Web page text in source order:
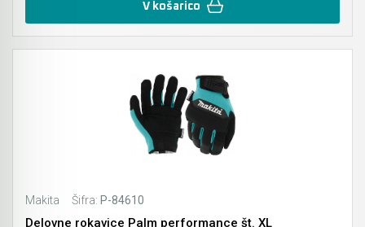
V košarico
Makita Šifra: P-84610
Delovne rokavice Palm performance št. XL